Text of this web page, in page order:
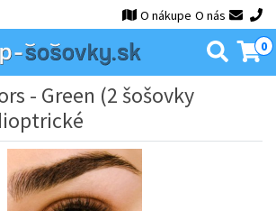
O nákupe O nás
0
- Green (2 šošovky